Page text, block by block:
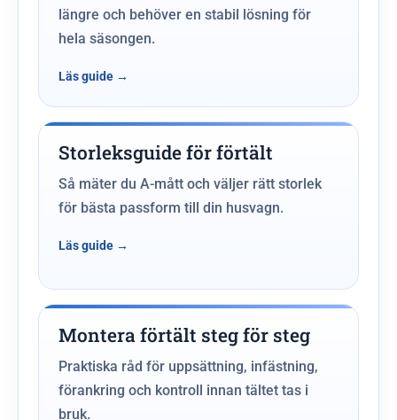
längre och behöver en stabil lösning för
hela säsongen.
Storleksguide för förtält
Så mäter du A-mått och väljer rätt storlek
för bästa passform till din husvagn.
Montera förtält steg för steg
Praktiska råd för uppsättning, infästning,
förankring och kontroll innan tältet tas i
bruk.